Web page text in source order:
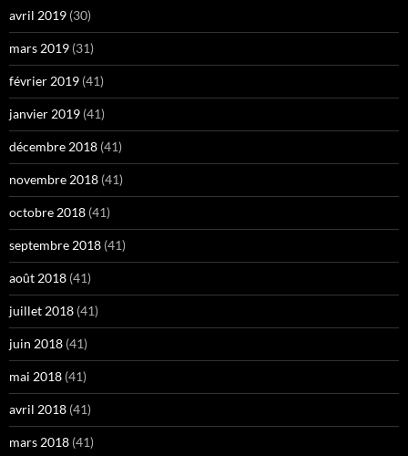
avril 2019 (30)
mars 2019 (31)
février 2019 (41)
janvier 2019 (41)
décembre 2018 (41)
novembre 2018 (41)
octobre 2018 (41)
septembre 2018 (41)
août 2018 (41)
juillet 2018 (41)
juin 2018 (41)
mai 2018 (41)
avril 2018 (41)
mars 2018 (41)